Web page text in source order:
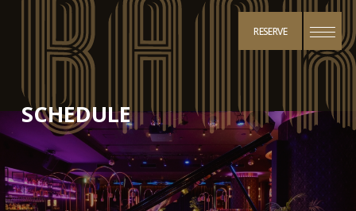
RESERVE
SCHEDULE